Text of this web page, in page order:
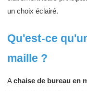
un choix éclairé.
Qu'est-ce
maille ?
Achaise de bureau en